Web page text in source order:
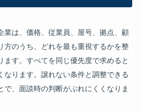
業は、価格、従業員、屋号、拠点、顧
方のうち、どれを最も重視するかを整
ます。すべてを同じ優先度で求めると
なります。譲れない条件と調整できる
で、面談時の判断がぶれにくくなりま